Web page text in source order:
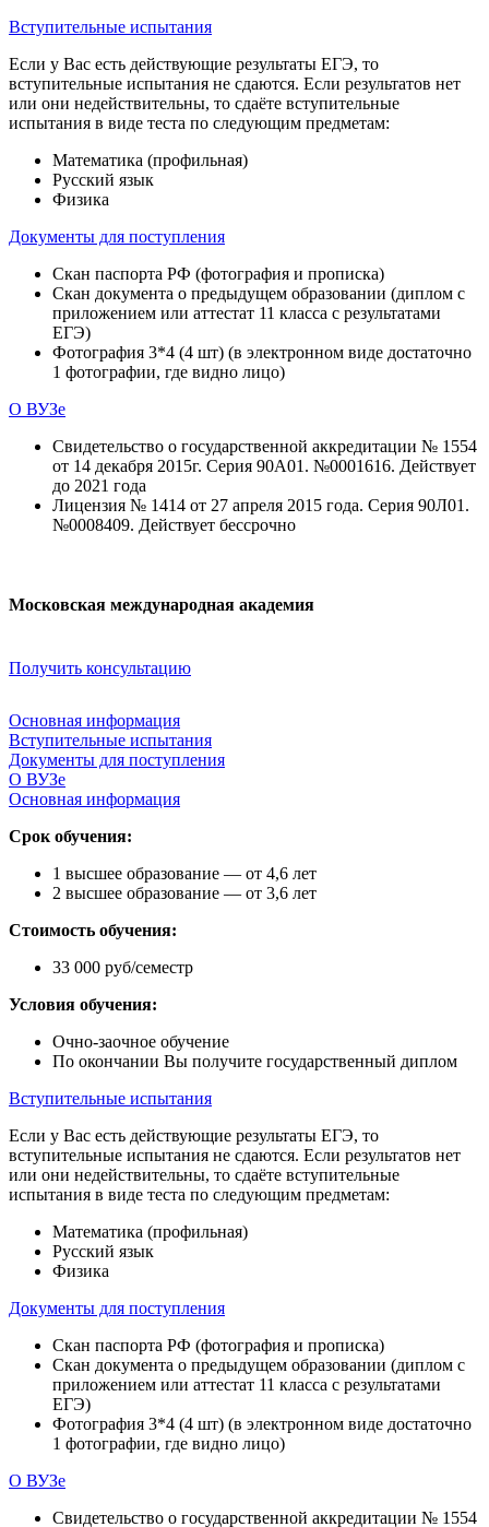
Вступительные испытания
Если у Вас есть действующие результаты ЕГЭ, то
вступительные испытания не сдаются. Если результатов нет
или они недействительны, то сдаёте вступительные
испытания в виде теста по следующим предметам:
Математика (профильная)
Русский язык
Физика
Документы для поступления
Скан паспорта РФ (фотография и прописка)
Скан документа о предыдущем образовании (диплом с
приложением или аттестат 11 класса с результатами
ЕГЭ)
Фотография 3*4 (4 шт) (в электронном виде достаточно
1 фотографии, где видно лицо)
О ВУЗе
Свидетельство о государственной аккредитации № 1554
от 14 декабря 2015г. Серия 90А01. №0001616. Действует
до 2021 года
Лицензия № 1414 от 27 апреля 2015 года. Серия 90Л01.
№0008409. Действует бессрочно
Московская международная академия
Получить консультацию
Основная информация
Вступительные испытания
Документы для поступления
О ВУЗе
Основная информация
Срок обучения:
1 высшее образование — от 4,6 лет
2 высшее образование — от 3,6 лет
Стоимость обучения:
33 000 руб/семестр
Условия обучения:
Очно-заочное обучение
По окончании Вы получите государственный диплом
Вступительные испытания
Если у Вас есть действующие результаты ЕГЭ, то
вступительные испытания не сдаются. Если результатов нет
или они недействительны, то сдаёте вступительные
испытания в виде теста по следующим предметам:
Математика (профильная)
Русский язык
Физика
Документы для поступления
Скан паспорта РФ (фотография и прописка)
Скан документа о предыдущем образовании (диплом с
приложением или аттестат 11 класса с результатами
ЕГЭ)
Фотография 3*4 (4 шт) (в электронном виде достаточно
1 фотографии, где видно лицо)
О ВУЗе
Свидетельство о государственной аккредитации № 1554